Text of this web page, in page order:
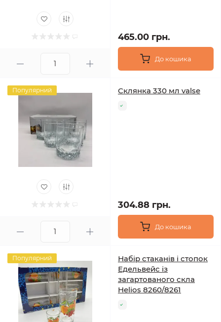
465.00 грн.
До кошика
Популярний Склянка 330 мл valse
304.88 грн.
До кошика
Популярний
Набір стаканів і стопок
Едельвейс із
загартованого скла
Helios 8260/8261